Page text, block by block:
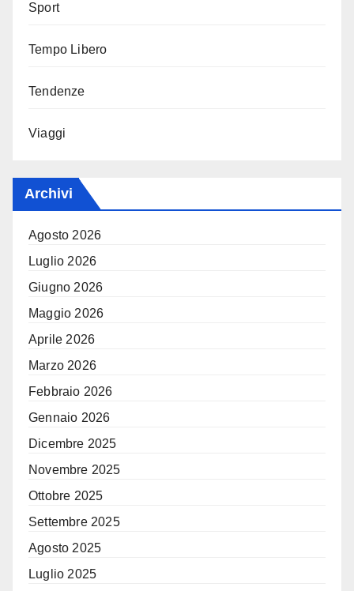
Sport
Tempo Libero
Tendenze
Viaggi
Archivi
Agosto 2026
Luglio 2026
Giugno 2026
Maggio 2026
Aprile 2026
Marzo 2026
Febbraio 2026
Gennaio 2026
Dicembre 2025
Novembre 2025
Ottobre 2025
Settembre 2025
Agosto 2025
Luglio 2025